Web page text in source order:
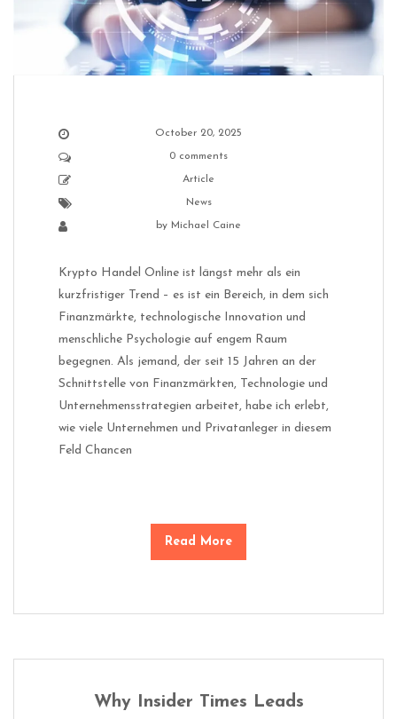
October 20, 2025
0 comments
Article
News
by Michael Caine
Krypto Handel Online ist längst mehr als ein
kurzfristiger Trend – es ist ein Bereich, in dem sich
Finanzmärkte, technologische Innovation und
menschliche Psychologie auf engem Raum
begegnen. Als jemand, der seit 15 Jahren an der
Schnittstelle von Finanzmärkten, Technologie und
Unternehmensstrategien arbeitet, habe ich erlebt,
wie viele Unternehmen und Privatanleger in diesem
Feld Chancen
Read More
Why Insider Times Leads